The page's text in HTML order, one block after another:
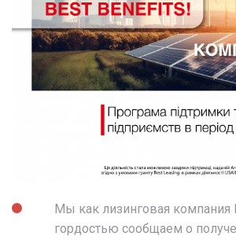
Мы как лизинговая компания
гордостью сообщаем о